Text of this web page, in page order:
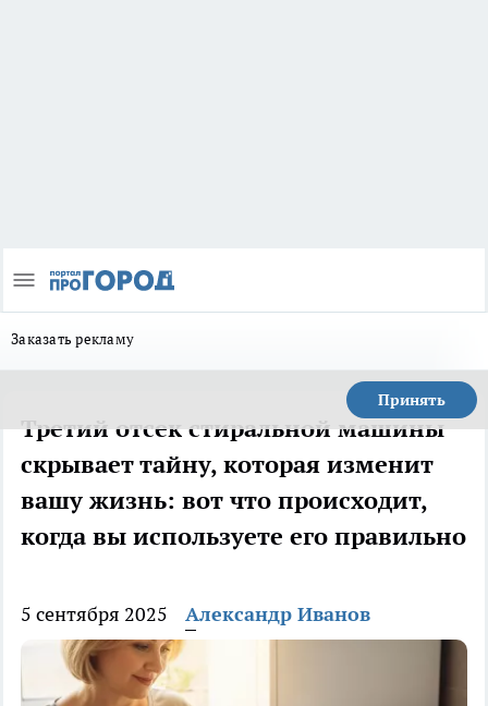
Заказать рекламу
Принять
Третий отсек стиральной машины
скрывает тайну, которая изменит
вашу жизнь: вот что происходит,
когда вы используете его правильно
5 сентября 2025 Александр Иванов